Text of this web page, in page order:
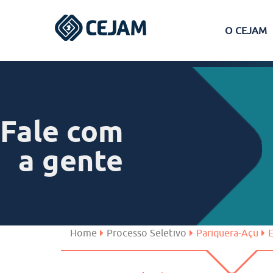
O CEJAM
Ferraz de Vasconcelos
São José dos Campos
Fale com
a gente
Home Processo Seletivo Pariquera-Açu